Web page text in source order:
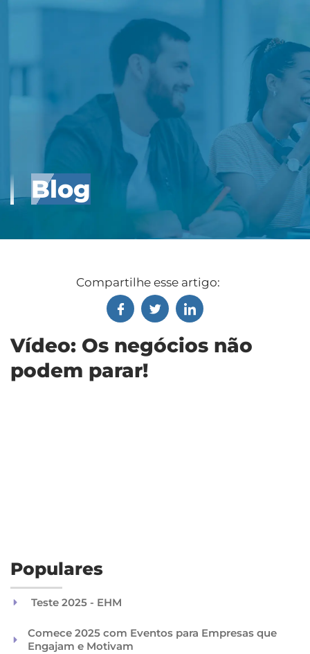
Blog
Compartilhe esse artigo:
Vídeo: Os negócios não
podem parar!
Populares
Teste 2025 - EHM
Comece 2025 com Eventos para Empresas que
Engajam e Motivam